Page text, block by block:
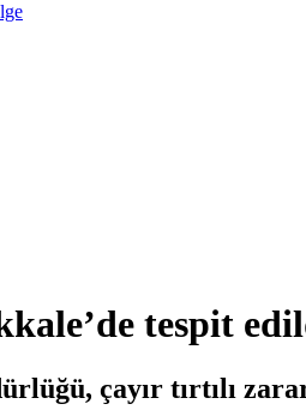
tespit
çayır tırtılı